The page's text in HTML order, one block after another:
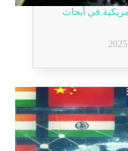
في أبحاث